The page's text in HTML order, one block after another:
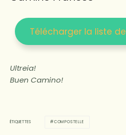
Télécharger la liste
Ultreia!
Buen Camino!
ÉTIQUETTES COMPOSTELLE